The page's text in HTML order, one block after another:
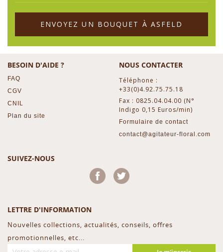
ENVOYEZ UN BOUQUET À ASFELD
BESOIN D'AIDE ?
FAQ
CGV
CNIL
Plan du site
NOUS CONTACTER
Téléphone :
+33(0)4.92.75.75.18
Fax : 0825.04.04.00 (N°
Indigo 0,15 Euros/min)
Formulaire de contact
contact@agitateur-floral.com
SUIVEZ-NOUS
Facebook
LETTRE D'INFORMATION
Nouvelles collections, actualités, conseils, offres
promotionnelles, etc...